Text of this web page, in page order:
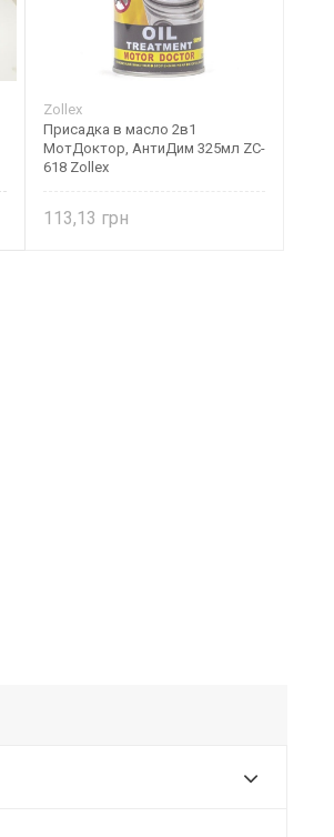
Zollex
Присадка в масло 2в1
МотДоктор, АнтиДим 325мл ZC-
618 Zollex
113,13